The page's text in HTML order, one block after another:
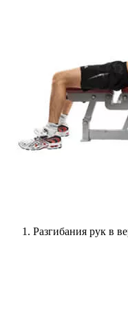
Разгибания рук в